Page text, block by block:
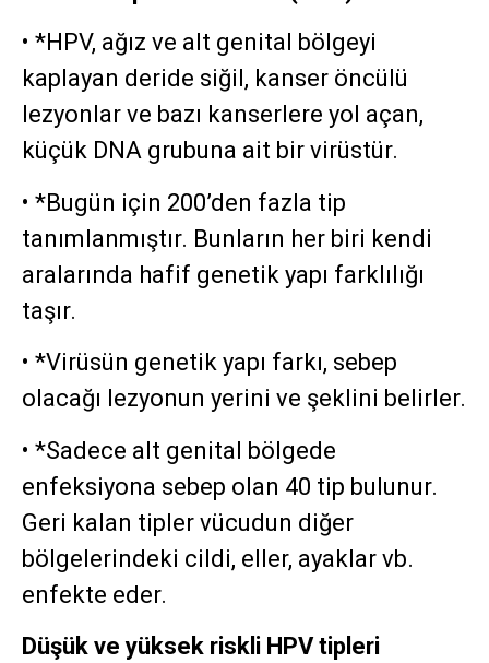
• *HPV, ağız ve alt genital bölgeyi
kaplayan deride siğil, kanser öncülü
lezyonlar ve bazı kanserlere yol açan,
küçük DNA grubuna ait bir virüstür.
• *Bugün için 200’den fazla tip
tanımlanmıştır. Bunların her biri kendi
aralarında hafif genetik yapı farklılığı
taşır.
• *Virüsün genetik yapı farkı, sebep
olacağı lezyonun yerini ve şeklini belirler.
• *Sadece alt genital bölgede
enfeksiyona sebep olan 40 tip bulunur.
Geri kalan tipler vücudun diğer
bölgelerindeki cildi, eller, ayaklar vb.
enfekte eder.
Düşük ve yüksek riskli HPV tipleri